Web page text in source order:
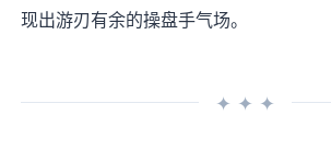
现出游刃有余的操盘手气场。
✦ ✦ ✦